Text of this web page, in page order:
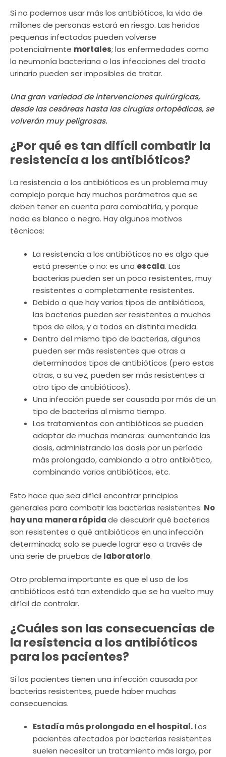
Si no podemos usar más los antibióticos, la vida de
millones de personas estará en riesgo. Las heridas
pequeñas infectadas pueden volverse
potencialmente mortales; las enfermedades como
la neumonía bacteriana o las infecciones del tracto
urinario pueden ser imposibles de tratar.
Una gran variedad de intervenciones quirúrgicas,
desde las cesáreas hasta las cirugías ortopédicas, se
volverán muy peligrosas.
¿Por qué es tan difícil combatir la
resistencia a los antibióticos?
La resistencia a los antibióticos es un problema muy
complejo porque hay muchos parámetros que se
deben tener en cuenta para combatirla, y porque
nada es blanco o negro. Hay algunos motivos
técnicos:
La resistencia a los antibióticos no es algo que
está presente o no: es una escala. Las
bacterias pueden ser un poco resistentes, muy
resistentes o completamente resistentes.
Debido a que hay varios tipos de antibióticos,
las bacterias pueden ser resistentes a muchos
tipos de ellos, y a todos en distinta medida.
Dentro del mismo tipo de bacterias, algunas
pueden ser más resistentes que otras a
determinados tipos de antibióticos (pero estas
otras, a su vez, pueden ser más resistentes a
otro tipo de antibióticos).
Una infección puede ser causada por más de un
tipo de bacterias al mismo tiempo.
Los tratamientos con antibióticos se pueden
adaptar de muchas maneras: aumentando las
dosis, administrando las dosis por un período
más prolongado, cambiando a otro antibiótico,
combinando varios antibióticos, etc.
Esto hace que sea difícil encontrar principios
generales para combatir las bacterias resistentes. No
hay una manera rápidade descubrir qué bacterias
son resistentes a qué antibióticos en una infección
determinada; solo se puede lograr eso a través de
una serie de pruebas de laboratorio.
Otro problema importante es que el uso de los
antibióticos está tan extendido que se ha vuelto muy
difícil de controlar.
¿Cuáles son las consecuencias de
la resistencia a los antibióticos
para los pacientes?
Si los pacientes tienen una infección causada por
bacterias resistentes, puede haber muchas
consecuencias.
Estadía más prolongada en el hospital.Los
pacientes afectados por bacterias resistentes
suelen necesitar un tratamiento más largo, por